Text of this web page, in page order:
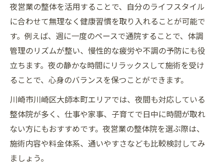
夜営業の整体を活用することで、自分のライフスタイル
に合わせて無理なく健康習慣を取り入れることが可能で
す。例えば、週に一度のペースで通院することで、体調
管理のリズムが整い、慢性的な疲労や不調の予防にも役
立ちます。夜の静かな時間にリラックスして施術を受け
ることで、心身のバランスを保つことができます。
川崎市川崎区大師本町エリアでは、夜間も対応している
整体院が多く、仕事や家事、子育てで日中に時間が取れ
ない方にもおすすめです。夜営業の整体院を選ぶ際は、
施術内容や料金体系、通いやすさなども比較検討してみ
ましょう。